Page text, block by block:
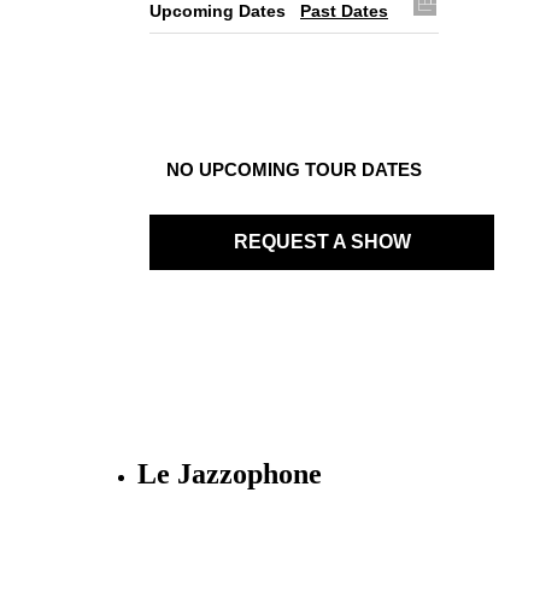
Upcoming Dates Past Dates
NO UPCOMING TOUR DATES
REQUEST A SHOW
Le Jazzophone